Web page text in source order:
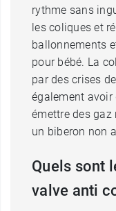
rythme sans
les coliques et
ballonnements
pour bébé. La
par des crises
également
émettre des
un biberon non
Quels sont
valve anti